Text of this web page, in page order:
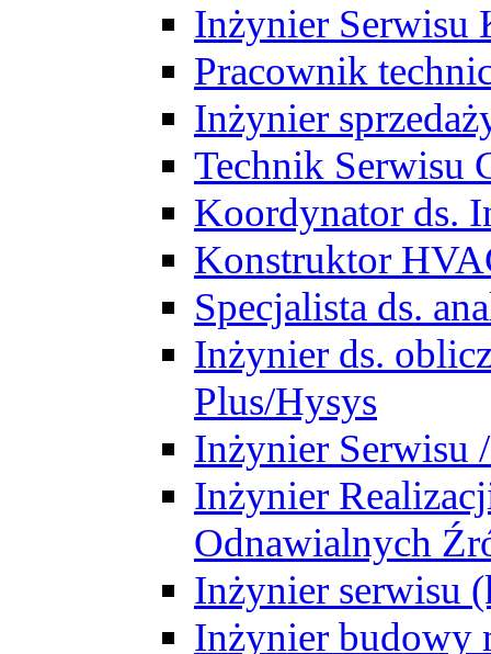
Inżynier Serwisu
Pracownik
Inżynier
Technik Serwisu
Koordynator ds.
Konstruktor
Specjalista ds.
Inżynier ds.
Plus/Hysys
Inżynier Serwisu
Inżynier
Odnawialnych
Inżynier serwisu
Inżynier budowy